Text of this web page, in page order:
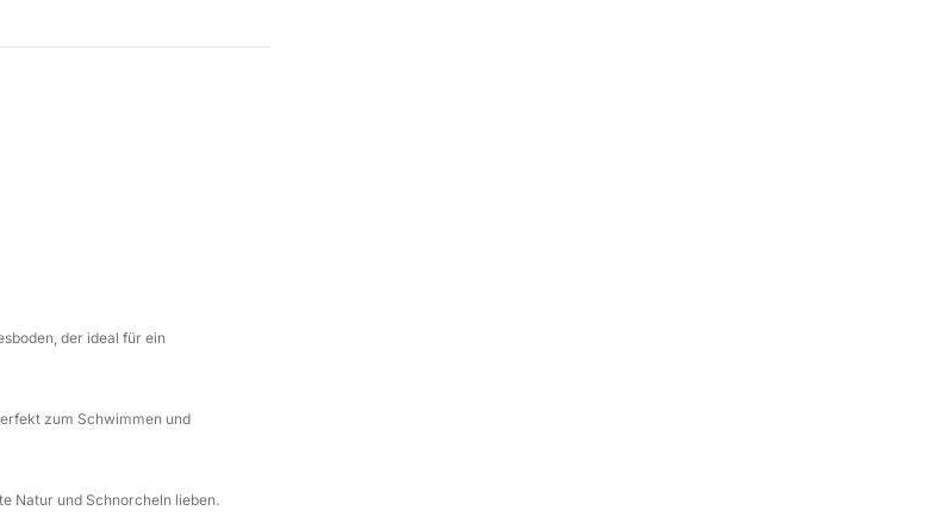
die malerischsten
in unberührter
um Ihr Erlebnis
Ihrem vierbeinigen Freund
das Meer von Cagliari auf
der ideal für ein
zum Schwimmen und
Natur und Schnorcheln lieben.